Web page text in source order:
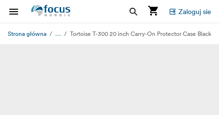
Zaloguj sie
Strona główna ... Tortoise T-300 20 inch Carry-On Protector Case Black